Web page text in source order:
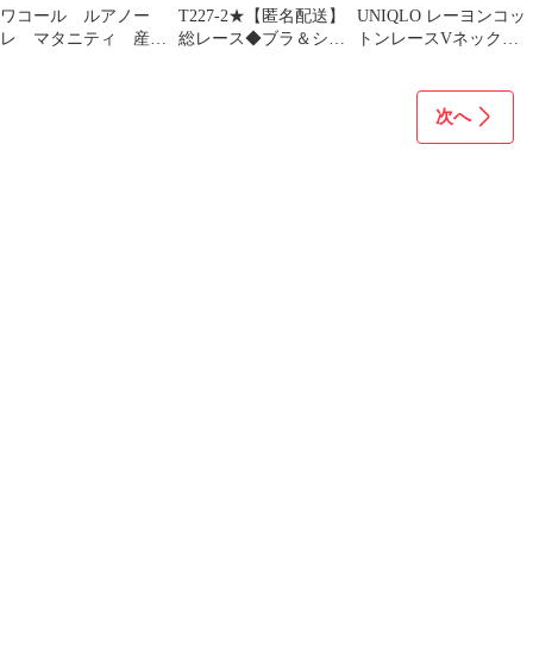
ワコール ルアノー
レ マタニティ 産前
T227-2★【匿名配送】
総レース◆ブラ＆ショ
UNIQLO レーヨンコッ
トンレースVネックブ
次へ